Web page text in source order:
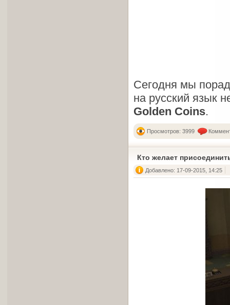
Сегодня мы
на русский язык
Golden Coins.
Просмотров: 3999
Кто желает
Добавлено: 17-09-2015, 14:25